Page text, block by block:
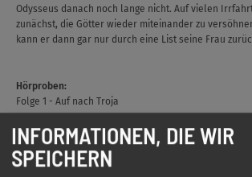
Odysseus danach noch lange nicht. Auf vielen
zunächst, die Götter wieder miteinander zu
kann er dann gar nur durch eine List seine Frau
Hörproben:
Folge 1 - Auf nach Troja
INFORMATIONEN, DIE WIR
SPEICHERN